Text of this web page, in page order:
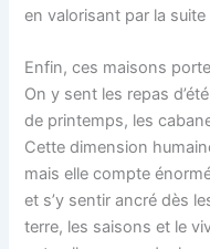
en valorisant par la suite
Enfin, ces maisons
On y sent les repas
de printemps, les
Cette dimension
mais elle compte
et s’y sentir ancré dès
terre, les saisons et le